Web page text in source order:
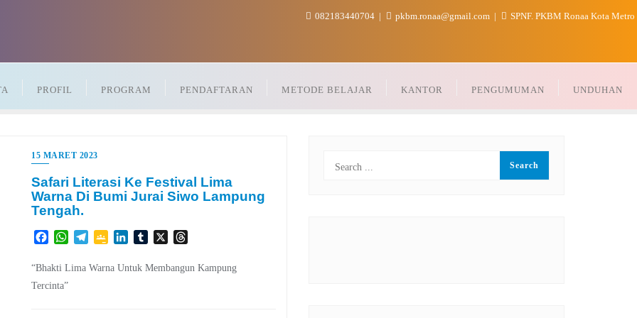
082183440704 pkbm.ronaa@gmail.com SPNF. PKBM Ronaa Kota Metro
PROFIL PROGRAM PENDAFTARAN METODE BELAJAR KANTOR PENGUMUMAN UNDUHAN
15 MARET 2023
Safari Literasi Ke Festival Lima
Warna Di Bumi Jurai Siwo Lampung
Tengah.
FacebookWhatsApp
TelegramGoogleLinkedInTumblr
X
“Bhakti Lima Warna Untuk Membangun Kampung
Tercinta”